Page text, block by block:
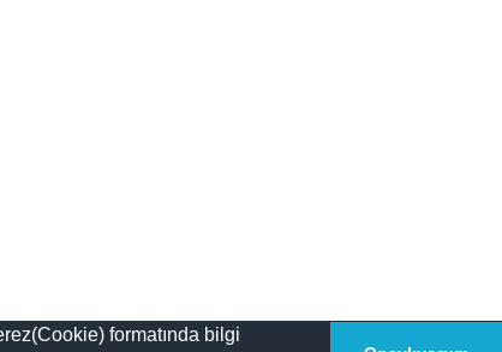
formatında bilgi